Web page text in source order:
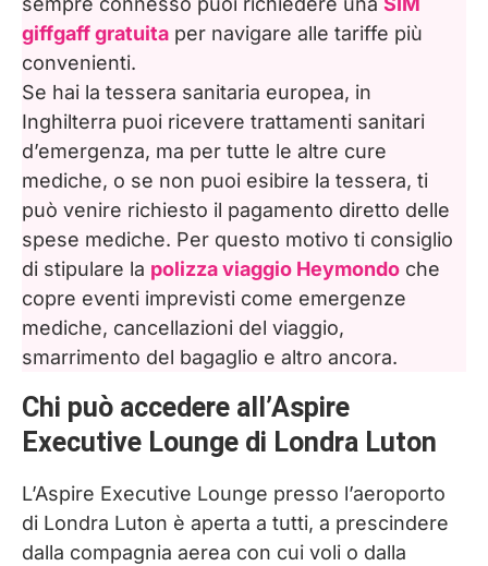
giffgaff gratuita per navigare alle tariffe più
convenienti.
Se hai la tessera sanitaria europea, in
Inghilterra puoi ricevere trattamenti sanitari
d’emergenza, ma per tutte le altre cure
mediche, o se non puoi esibire la tessera, ti
può venire richiesto il pagamento diretto delle
spese mediche. Per questo motivo ti consiglio
di stipulare la polizza viaggio Heymondo che
copre eventi imprevisti come emergenze
mediche, cancellazioni del viaggio,
smarrimento del bagaglio e altro ancora.
Chi può accedere all’Aspire
Executive Lounge di Londra Luton
L’Aspire Executive Lounge presso l’aeroporto
di Londra Luton è aperta a tutti, a prescindere
dalla compagnia aerea con cui voli o dalla